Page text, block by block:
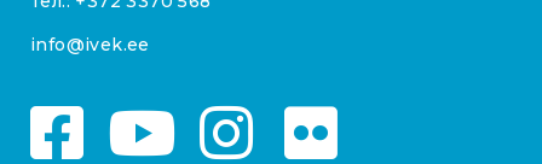
info@ivek.ee